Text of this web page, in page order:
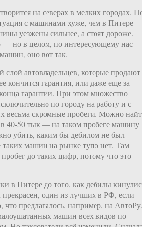
на северах в мелких городах.
с машинами хуже, чем в Питере
уезжены сильнее, а стоят дороже.
— но в целом, по интересующему нас
оно вот так.
слой автовладельцев, которые продают
кончится гарантия, или даже еще за
гарантии. При этом множество
по городу на работу и с
весьма скромные пробеги. Можно
в 40-50 тык — на таком пробеге машину
убить, каким бы дебилом не был
таких машин на рынке тупо нет. Там
до таких цифр, потому что это
в Питере до того, как дебилы
один из лучших в РФ, если
что предлагалось, например, на АвтоРу.
машин всех видов по